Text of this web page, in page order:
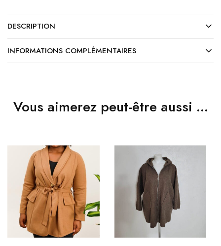
DESCRIPTION
INFORMATIONS COMPLÉMENTAIRES
Vous aimerez peut-être aussi …